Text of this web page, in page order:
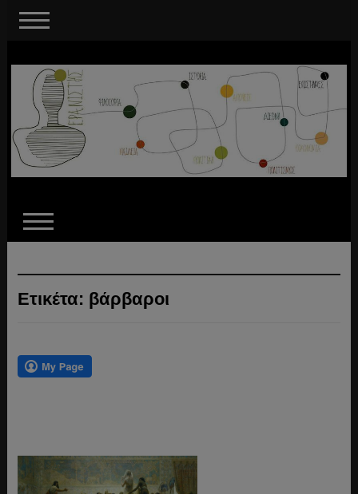
Ετικέτα: βάρβαροι